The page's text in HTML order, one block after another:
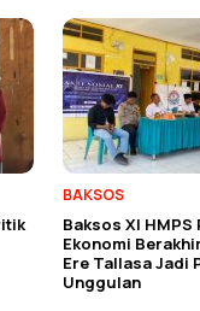
BAKSOS
Baksos XI
Ekonomi
Ere Tallasa Jadi
Unggulan